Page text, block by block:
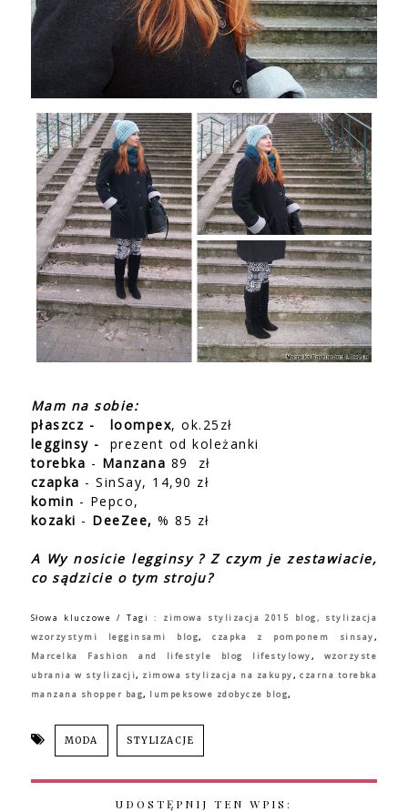
Mam na sobie:
płaszcz -
loompex, ok.25zł
legginsy -
prezent od koleżanki
torebka - Manzana 89 zł
czapka - SinSay, 14,90 zł
komin - Pepco,
kozaki - DeeZee,% 85 zł
A Wy nosicie legginsy ? Z czym je zestawiacie,
co sądzicie o tym stroju?
Słowa kluczowe / Tagi : zimowa stylizacja 2015 blog,
stylizacja
wzorzystymi legginsami blog, czapka z pomponem sinsay,
Marcelka Fashion and lifestyle blog lifestylowy, wzorzyste
ubrania w stylizacji, zimowa stylizacja na zakupy, czarna torebka
manzana shopper bag, lumpeksowe zdobycze blog,
MODA STYLIZACJE
UDOSTĘPNIJ TEN WPIS: